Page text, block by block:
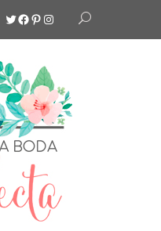
Twitter
Facebook
Pinterest
Instagram